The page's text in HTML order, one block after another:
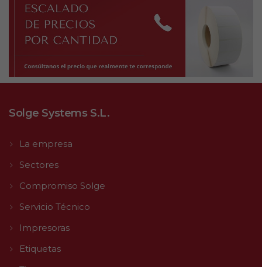
Solge Systems S.L.
La empresa
Sectores
Compromiso Solge
Servicio Técnico
Impresoras
Etiquetas